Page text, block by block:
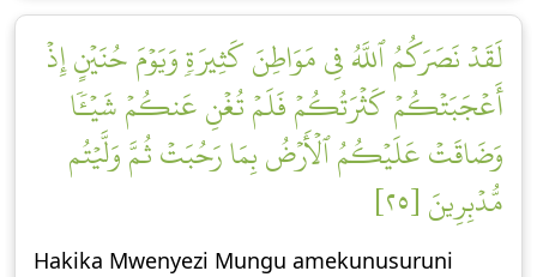
لَقَدۡ نَصَرَكُمُ ٱللَّهُ فِي مَوَاطِنَ كَثِيرَةٖ وَيَوۡمَ حُنَيۡنٍ إِذۡ
أَعۡجَبَتۡكُمۡ كَثۡرَتُكُمۡ فَلَمۡ تُغۡنِ عَنكُمۡ شَيۡـٔٗا
وَضَاقَتۡ عَلَيۡكُمُ ٱلۡأَرۡضُ بِمَا رَحُبَتۡ ثُمَّ وَلَّيۡتُم
مُّدۡبِرِينَ [٢٥]
Hakika Mwenyezi Mungu amekunusuruni